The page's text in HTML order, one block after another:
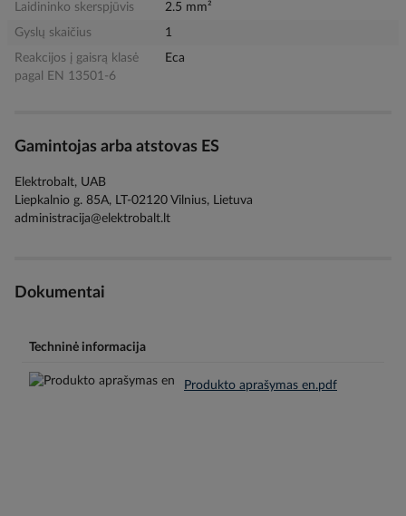
Laidininko skerspjūvis
2.5 mm²
Gyslų skaičius
1
Reakcijos į gaisrą klasė
pagal EN 13501-6
Eca
Gamintojas arba atstovas ES
Elektrobalt, UAB
Liepkalnio g. 85A, LT-02120 Vilnius, Lietuva
administracija@elektrobalt.lt
Dokumentai
Techninė informacija
Produkto aprašymas en.pdf